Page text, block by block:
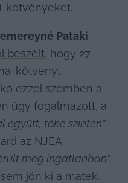
kötvényeket.
Pataki
beszélt, hogy 27
kötvényt
ezzel szemben a
úgy fogalmazott, a
együtt, tőke szinten”
az NJEA
meg ingatlanban”.
jön ki a matek.